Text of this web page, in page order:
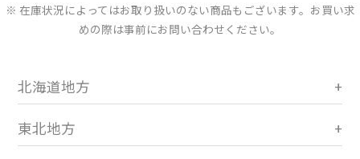
※ 在庫状況によってはお取り扱いのない商品もございます。お買い求
めの際は事前にお問い合わせください。
北海道地方
東北地方